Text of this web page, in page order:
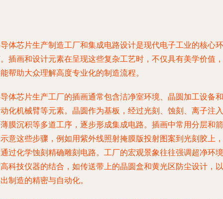
体芯片生产制造工厂和集成电路设计是现代电子工业的核心环
插画和设计元素在呈现这些复杂工艺时，不仅具有美学价值，
帮助大众理解高度专业化的制造流程。
体芯片生产工厂的插画通常包含洁净室环境、晶圆加工设备和
化机械臂等元素。晶圆作为基板，经过光刻、蚀刻、离子注入
膜沉积等多道工序，逐步形成集成电路。插画中常用分层和箭
意这些步骤，例如用紫外线照射掩膜版投射图案到光刻胶上，
过化学蚀刻精确雕刻电路。工厂的宏观景象往往强调超净环境
科技仪器的结合，如传送带上的晶圆盒和黄光区防尘设计，以
制造的精密与自动化。